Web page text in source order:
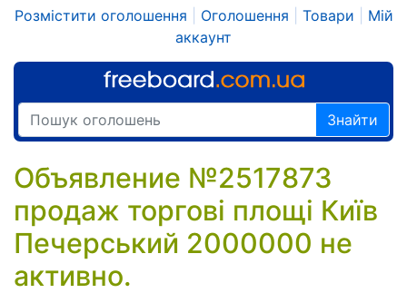
Розмістити оголошення Оголошення Товари
Мій
аккаунт
Знайти
Объявление №2517873
продаж торгові площі Київ
Печерський 2000000 не
активно.